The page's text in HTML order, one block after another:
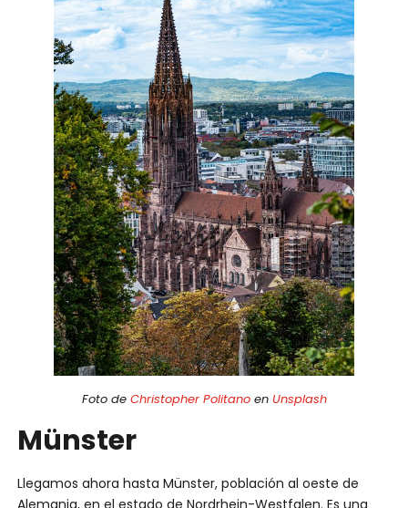
Foto de Christopher Politanoen Unsplash
Münster
Llegamos ahora hasta Münster, población al oeste de